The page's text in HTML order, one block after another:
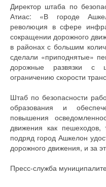
Директор штаба по
Атиас: «В городе
революция в сфере
сокращении дорожного
в районах с большим
сделали «приподнятые»
дорожные развязки с
ограничению скорости
Штаб по безопасности
образования и
повышения
движения как
подряд город Ашкелон
дорожного движения, и за
Пресс-служба